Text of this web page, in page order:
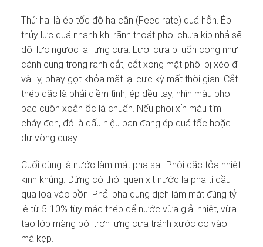
Thứ hai là ép tốc độ hạ cần (Feed rate) quá hỗn. Ép
thủy lực quá nhanh khi rãnh thoát phoi chưa kịp nhả sẽ
dội lực ngược lại lưng cưa. Lưỡi cưa bị uốn cong như
cánh cung trong rãnh cắt, cắt xong mặt phôi bị xéo đi
vài ly, phay gọt khỏa mặt lại cực kỳ mất thời gian. Cắt
thép đặc là phải điềm tĩnh, ép đều tay, nhìn màu phoi
bạc cuộn xoắn ốc là chuẩn. Nếu phoi xỉn màu tím
cháy đen, đó là dấu hiệu bạn đang ép quá tốc hoặc
dư vòng quay.
Cuối cùng là nước làm mát pha sai. Phôi đặc tỏa nhiệt
kinh khủng. Đừng có thói quen xịt nước lã pha tí dầu
qua loa vào bồn. Phải pha dung dịch làm mát đúng tỷ
lệ từ 5-10% tùy mác thép để nước vừa giải nhiệt, vừa
tạo lớp màng bôi trơn lưng cưa tránh xước cọ vào
má kẹp.